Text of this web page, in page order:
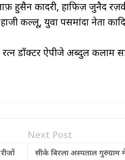
हुसैन कादरी, हाफिज़ जुनैद
कल्लू, युवा पसमांदा नेता
रत्न डॉक्टर ऐपीजे अब्दुल
Next Post
सीके बिरला अस्पताल